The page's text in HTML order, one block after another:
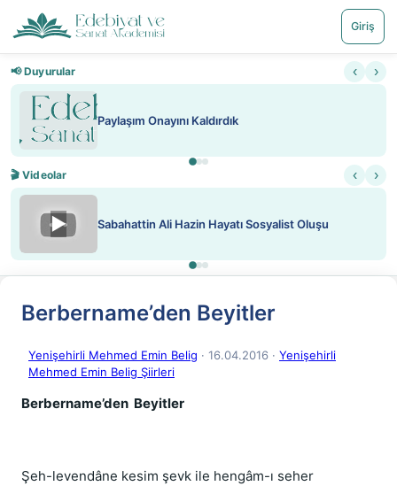
Giriş
📢 Duyurular ‹ ›
Paylaşım Onayını Kaldırdık
🎬 Videolar ‹ ›
▶ Sabahattin Ali Hazin Hayatı Sosyalist Oluşu
Berbername’den Beyitler
Yenişehirli Mehmed Emin Belig · 16.04.2016 · Yenişehirli
Mehmed Emin Belig Şiirleri
Berbername’den Beyitler
Şeh-levendâne kesim şevk ile hengâm-ı seher